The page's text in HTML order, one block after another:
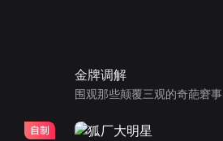
金牌调解
围观那些颠覆三观的奇葩窘事